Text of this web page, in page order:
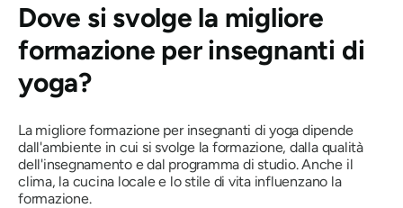
Dove si svolge la migliore
formazione per insegnanti di
yoga?
La migliore formazione per insegnanti di yoga dipende
dall'ambiente in cui si svolge la formazione, dalla qualità
dell'insegnamento e dal programma di studio. Anche il
clima, la cucina locale e lo stile di vita influenzano la
formazione.